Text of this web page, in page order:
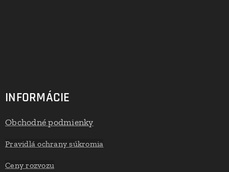
INFORMÁCIE
Obchodné podmienky
Pravidlá ochrany súkromia
Ceny rozvozu